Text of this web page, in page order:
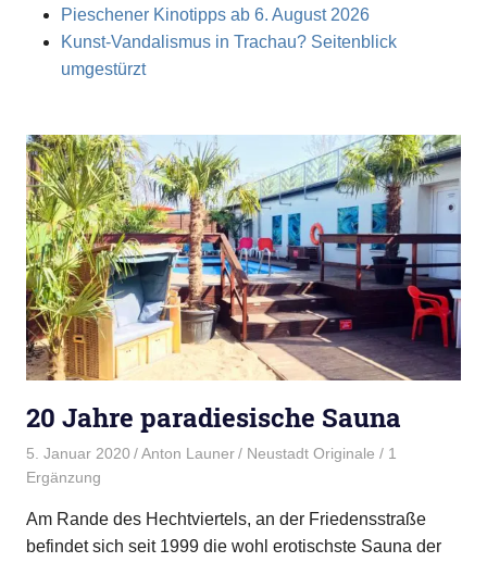
Pieschener Kinotipps ab 6. August 2026
Kunst-Vandalismus in Trachau? Seitenblick
umgestürzt
20 Jahre paradiesische Sauna
5. Januar 2020 Anton Launer Neustadt Originale / 1
Ergänzung
Am Rande des Hechtviertels, an der Friedensstraße
befindet sich seit 1999 die wohl erotischste Sauna der